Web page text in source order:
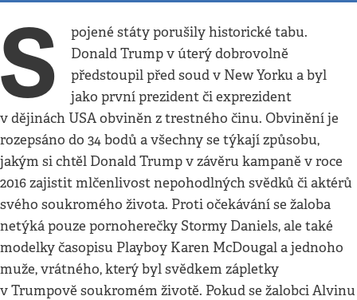
S
pojené státy porušily historické tabu.
Donald Trump v úterý dobrovolně
předstoupil před soud v New Yorku a byl
jako první prezident či exprezident
v dějinách USA obviněn z trestného činu. Obvinění je
rozepsáno do 34 bodů a všechny se týkají způsobu,
jakým si chtěl Donald Trump v závěru kampaně v roce
2016 zajistit mlčenlivost nepohodlných svědků či aktérů
svého soukromého života. Proti očekávání se žaloba
netýká pouze pornoherečky Stormy Daniels, ale také
modelky časopisu Playboy Karen McDougal a jednoho
muže, vrátného, který byl svědkem zápletky
v Trumpově soukromém životě. Pokud se žalobci Alvinu